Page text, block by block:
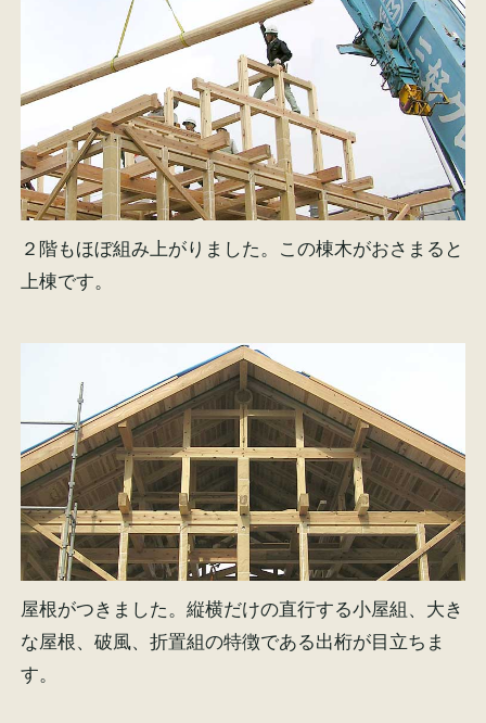
２階もほぼ組み上がりました。この棟木がおさまると
上棟です。
屋根がつきました。縦横だけの直行する小屋組、大き
な屋根、破風、折置組の特徴である出桁が目立ちま
す。